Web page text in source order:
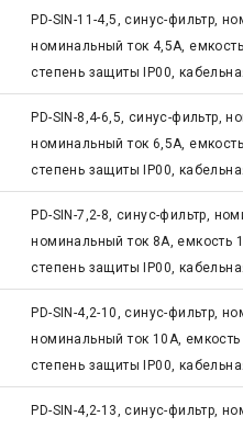
PD-SIN-11-4,5, синус-фильтр,
номинальный ток 4,5А,
степень защиты IP00,
PD-SIN-8,4-6,5, синус-фильтр,
номинальный ток 6,5А,
степень защиты IP00,
PD-SIN-7,2-8, синус-фильтр,
номинальный ток 8А, емкость
степень защиты IP00,
PD-SIN-4,2-10, синус-фильтр,
номинальный ток 10А,
степень защиты IP00,
PD-SIN-4,2-13, синус-фильтр,